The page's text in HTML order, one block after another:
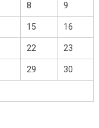
8 9
15 16
22 23
29 30